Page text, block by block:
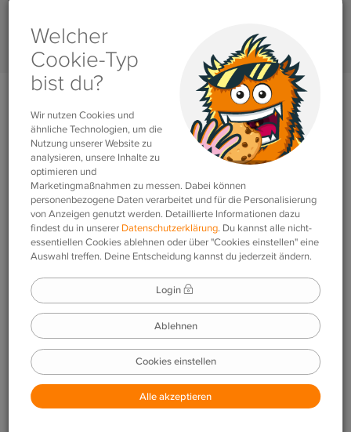
Search
Wie bearbeiten meine
Schüler:innen die Vokabeln,
die ich aufgebe?
Im Artikel
Wie gebe ich meinen Schüler:innen Vokabeln zum Lernen
auf?
erklären wir, wie Sie Vokabeln für Ihre Schüler:innen
aufgeben.
Wenn Sie den Aufgaben-Link mit Ihren Schüler:innen
teilen, sehen diese eine Vorschau der verwendeten
Vokabelsammlung und die Anzahl der aufgegebenen
Vokabeln. Beachten Sie, dass diese Vorschau-